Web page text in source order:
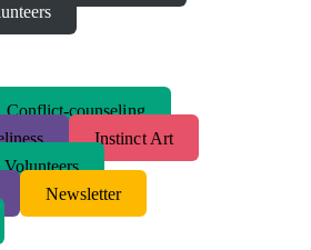
Conflict-counseling
Instinct Art
Volunteers
Newsletter